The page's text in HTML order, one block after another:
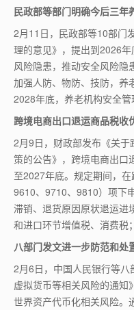
民政部等部门明确今后三年
2月11日，民政部等10部门
理的意见》，提出到2026
风险隐患，推动安全风险隐
加强人防、物防、技防，养
2028年底，养老机构安全管
跨境电商出口退运商品税收
2月9日，财政部发布《关
策的公告》，跨境电商出口
至2027年底。规定期间，在
9610、9710、9810）项下
滞销、退货原因原状退运进
和进口环节增值税、消费税
八部门发文进一步防范和处
2月6日，中国人民银行等
虚拟货币等相关风险的通知
世界资产代币化相关风险。